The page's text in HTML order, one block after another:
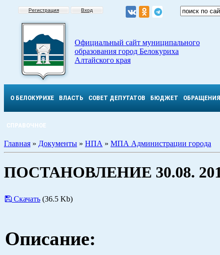
Регистрация Вход
Официальный сайт муниципального
образования город Белокуриха
Алтайского края
О БЕЛОКУРИХЕ ВЛАСТЬ СОВЕТ ДЕПУТАТОВ БЮДЖЕТ ОБРАЩЕНИЯ
СПРАВОЧНОЕ
Главная » Документы » НПА » МПА Администрации города
ПОСТАНОВЛЕНИЕ 30.08.
Скачать (36.5 Kb)
Описание: